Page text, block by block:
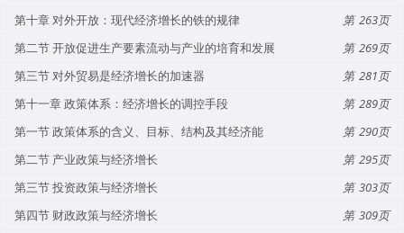
第十章 对外开放：现代经济增长的铁的规律
263
第二节 开放促进生产要素流动与产业的培育和发展
269
第三节 对外贸易是经济增长的加速器
281
第十一章 政策体系：经济增长的调控手段
289
第一节 政策体系的含义、目标、结构及其经济能
290
第二节 产业政策与经济增长
295
第三节 投资政策与经济增长
303
第四节 财政政策与经济增长
309